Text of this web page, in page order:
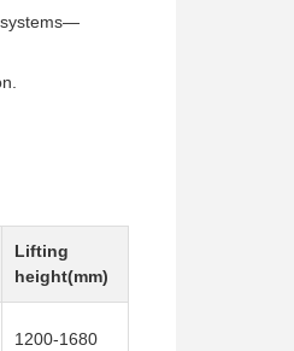
systems—
Lifting
height(mm)
1200-1680